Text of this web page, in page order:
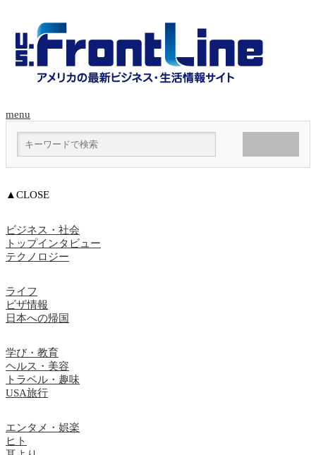
menu
▲CLOSE
ビジネス・社会
トップインタビュー
テクノロジー
ライフ
ビザ情報
日本への帰国
学び・教育
ヘルス・美容
トラベル・趣味
USA旅行
エンタメ・娯楽
ヒト